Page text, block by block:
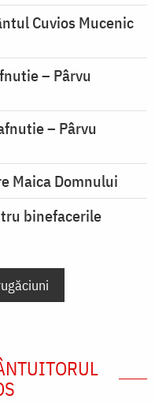
Cuvios Mucenic
– Pârvu
– Pârvu
Maica Domnului
binefacerile